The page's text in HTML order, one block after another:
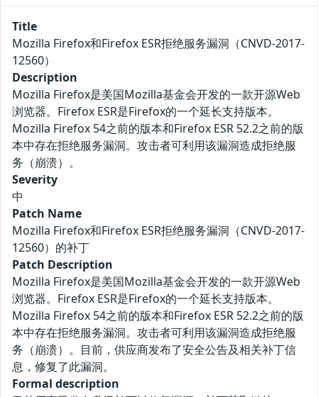
Title
Mozilla Firefox和Firefox ESR拒绝服务漏洞（CNVD-2017-
12560）
Description
Mozilla Firefox是美国Mozilla基金会开发的一款开源Web
浏览器。Firefox ESR是Firefox的一个延长支持版本。
Mozilla Firefox 54之前的版本和Firefox ESR 52.2之前的版
本中存在拒绝服务漏洞。攻击者可利用该漏洞造成拒绝服
务（崩溃）。
Severity
中
Patch Name
Mozilla Firefox和Firefox ESR拒绝服务漏洞（CNVD-2017-
12560）的补丁
Patch Description
Mozilla Firefox是美国Mozilla基金会开发的一款开源Web
浏览器。Firefox ESR是Firefox的一个延长支持版本。
Mozilla Firefox 54之前的版本和Firefox ESR 52.2之前的版
本中存在拒绝服务漏洞。攻击者可利用该漏洞造成拒绝服
务（崩溃）。目前，供应商发布了安全公告及相关补丁信
息，修复了此漏洞。
Formal description